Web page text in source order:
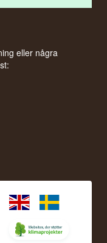
eller några